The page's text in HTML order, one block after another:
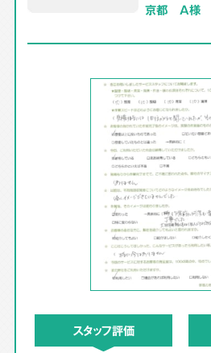
京都 A様
スタッフ評価